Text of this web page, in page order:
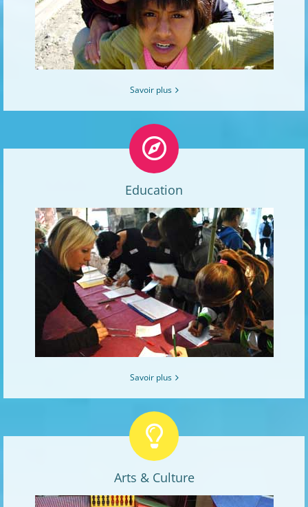
Savoir plus
Education
Savoir plus
Arts & Culture